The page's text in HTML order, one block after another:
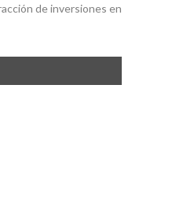
de inversiones en